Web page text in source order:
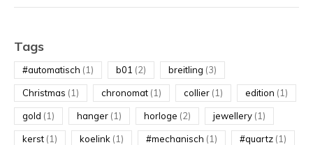
Tags
#automatisch (1) b01 (2) breitling (3)
Christmas (1) chronomat (1) collier (1) edition (1)
gold (1) hanger (1) horloge (2) jewellery (1)
kerst (1) koelink (1) #mechanisch (1) #quartz (1)